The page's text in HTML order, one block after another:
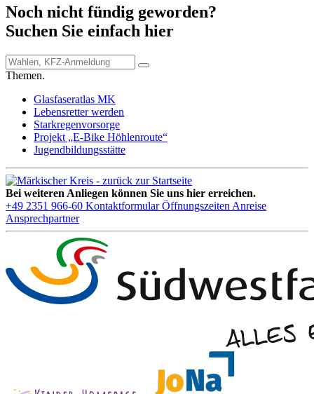
Noch nicht fündig geworden?
Suchen Sie einfach hier
Themen.
Glasfaseratlas MK
Lebensretter werden
Starkregenvorsorge
Projekt „E-Bike Höhlenroute“
Jugendbildungsstätte
Bei weiteren Anliegen können Sie uns hier erreichen.
+49 2351 966-60 Kontaktformular Öffnungszeiten Anreise
Ansprechpartner